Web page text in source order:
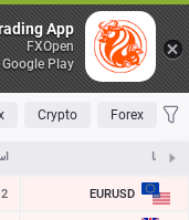
FAVORITES
Forex
Crypto
نمادها
EURUSD
1.15226
2
App
FXOpen
Google Play